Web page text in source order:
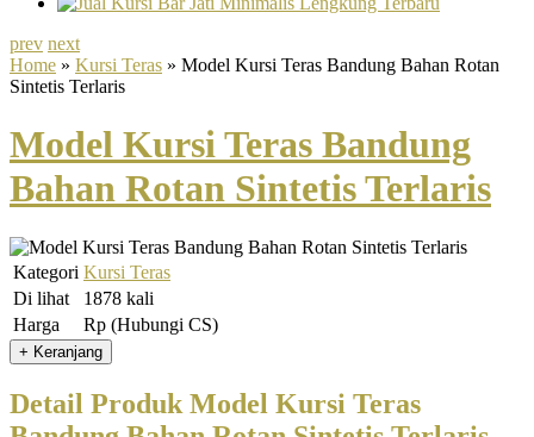
prev next
Home » Kursi Teras » Model Kursi Teras Bandung Bahan Rotan
Sintetis Terlaris
Model Kursi Teras Bandung
Bahan Rotan Sintetis Terlaris
Kategori Kursi Teras
Di lihat
1878 kali
Harga
Rp (Hubungi CS)
Detail Produk Model Kursi Teras